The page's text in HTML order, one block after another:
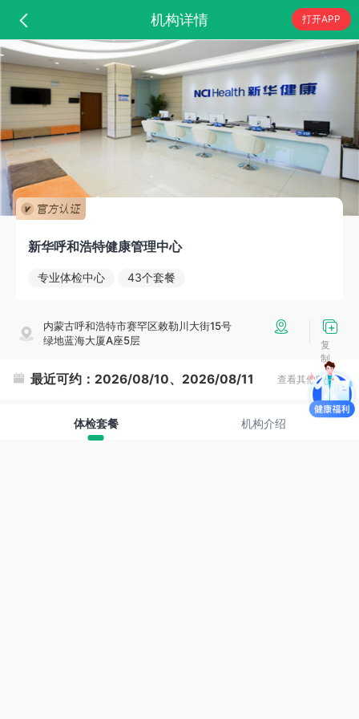
机构详情 打开APP
新华呼和浩特健康管理中心
专业体检中心 43个套餐
内蒙古呼和浩特市赛罕区敕勒川大街15号
绿地蓝海大厦A座5层
复
制
最近可约： 2026/08/10、2026/08/11 查看其他时间
体检套餐 机构介绍